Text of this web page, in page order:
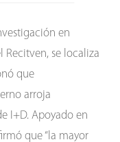
en
Recitven, se localiza
que
arroja
I+D. Apoyado en
que “la mayor